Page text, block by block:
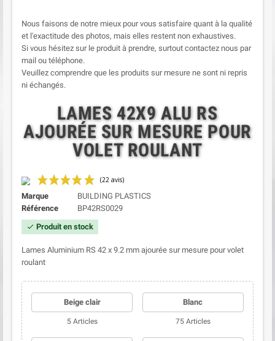
Nous faisons de notre mieux pour vous satisfaire quant à la qualité
et l'exactitude des photos, mais elles restent non exhaustives.
Si vous hésitez sur le produit à prendre, surtout contactez nous par
mail ou téléphone.
Veuillez comprendre que les produits sur mesure ne sont ni repris
ni échangés.
LAMES 42X9 ALU RS
AJOURÉE SUR MESURE POUR
VOLET ROULANT
(22 avis)
Marque
BUILDING PLASTICS
Référence
BP42RS0029
check Produit en stock
Lames Aluminium RS 42 x 9.2 mm ajourée sur mesure pour volet
roulant
Beige clair
5 Articles
Blanc
75 Articles